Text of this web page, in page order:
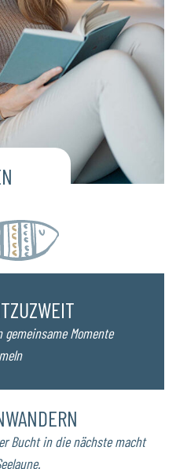
Momente
Bucht in die nächste macht